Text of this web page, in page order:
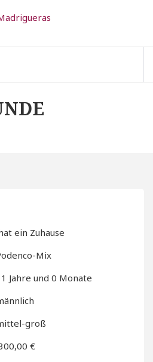
ein Zuhause
Mix
Jahre und 0 Monate
groß
€